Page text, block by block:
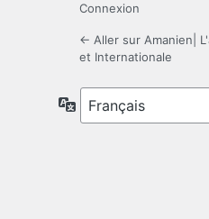
Connexion
← Aller sur Amanien|
et Internationale
Langue